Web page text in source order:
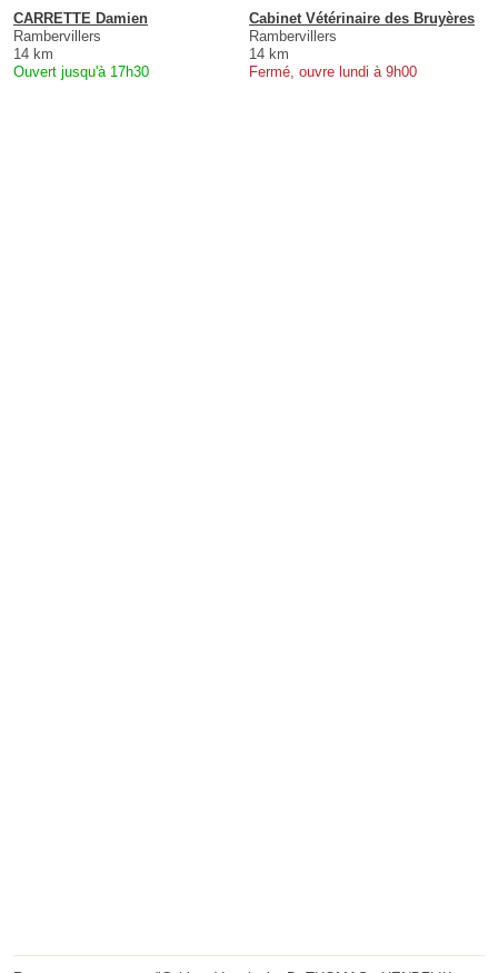
CARRETTE Damien
Rambervillers
14 km
Ouvert jusqu'à 17h30
Cabinet Vétérinaire des Bruyères
Rambervillers
14 km
Fermé, ouvre lundi à 9h00